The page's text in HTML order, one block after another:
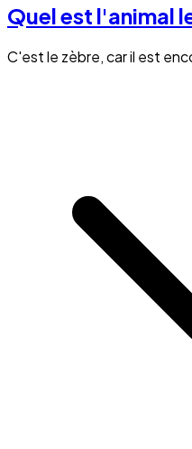
Quel est l'animal
C'est le zèbre, car il est